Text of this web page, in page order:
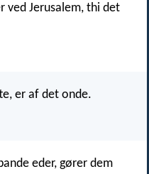
ved Jerusalem, thi det
er af det onde.
eder, gører dem